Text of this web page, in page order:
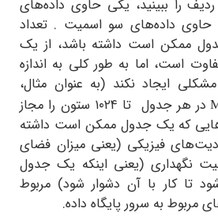
یکی حاوی داده‌های
سو اسمیت . تعداد
است داشته باشد، از یک
اما به طور کلی به اندازه
نکند (به عنوان مثال،
در هر جدول تا ۱۰۲۴ ستون را مجاز
یک جدول ممکن است داشته
فیزیکی (یعنی میزان فضای
(یعنی اینکه یک جدول
با آن دشوار شود) مربوط
سرور پایگاه داده.